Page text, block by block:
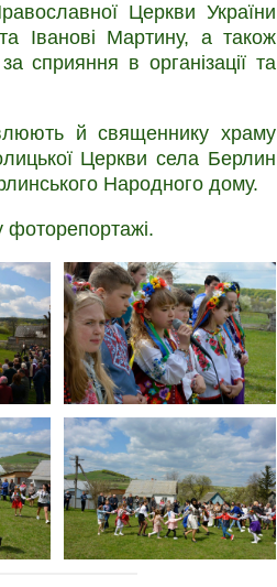
Церкви України
Іванові Мартину, а також
сприяння в організації та
й священнику храму
Церкви села Берлин
Народного дому.
фоторепортажі.